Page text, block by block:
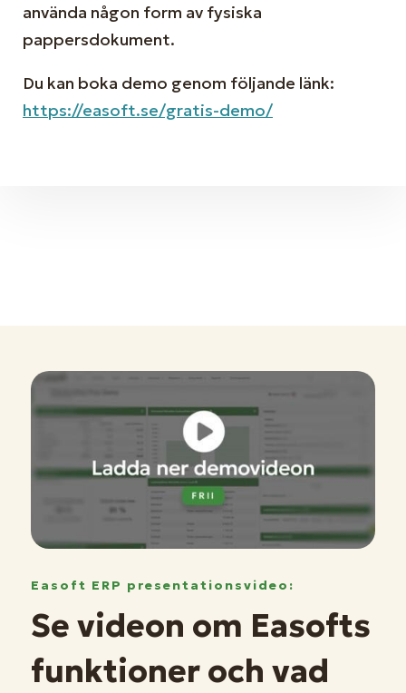
använda någon form av fysiska
pappersdokument.
Du kan boka demo genom följande länk:
https://easoft.se/gratis-demo/
Easoft ERP presentationsvideo:
Se videon om Easofts
funktioner och vad